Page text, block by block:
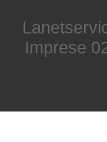
Imprese